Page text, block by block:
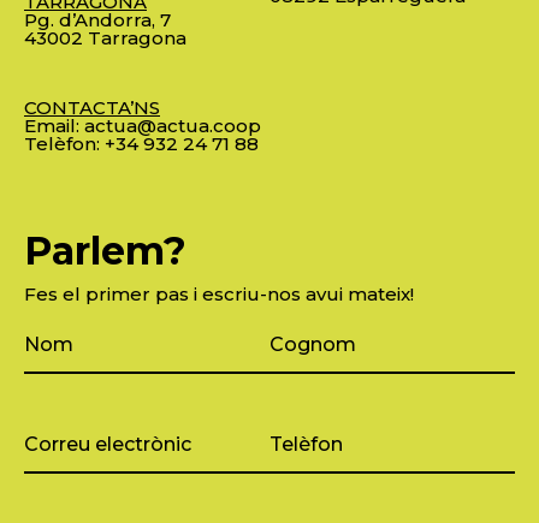
Pg. d’Andorra, 7
43002 Tarragona
CONTACTA’NS
Email: actua@actua.coop
Telèfon: +34 932 24 71 88
Parlem?
Fes el primer pas i escriu-nos avui mateix!